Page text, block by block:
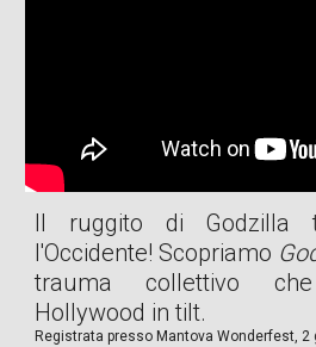
Il ruggito di Godzilla
l'Occidente! Scopriamo
trauma collettivo
Hollywood in tilt.
Registrata presso Mantova Wonderfest, 2